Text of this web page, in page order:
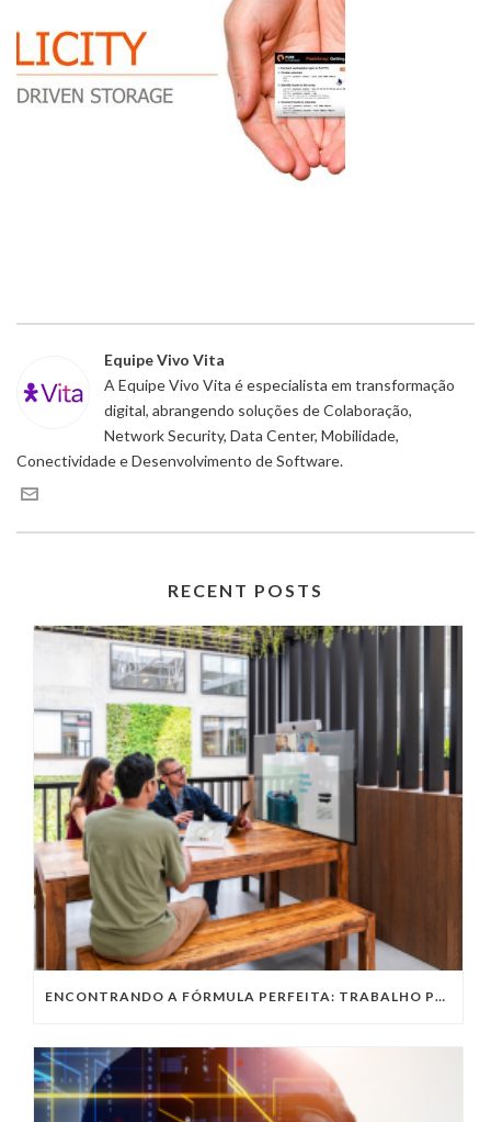
Equipe Vivo Vita
A Equipe Vivo Vita é especialista em transformação
digital, abrangendo soluções de Colaboração,
Network Security, Data Center, Mobilidade,
Conectividade e Desenvolvimento de Software.
RECENT POSTS
ENCONTRANDO A FÓRMULA PERFEITA: TRABALHO PRESENCIAL, HOME OFFICE OU TRABALHO HÍBRIDO?